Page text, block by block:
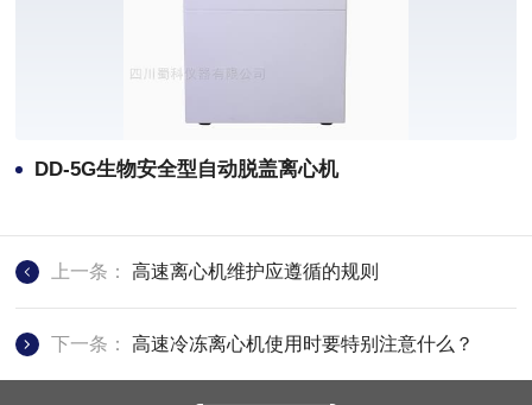
DD-5G生物安全型自动脱盖离心机
上一条：高速离心机维护应遵循的规则
下一条：高速冷冻离心机使用时要特别注意什么？